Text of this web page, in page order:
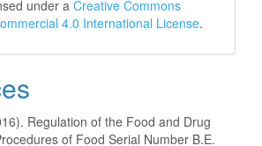
under a Creative Commons
4.0 International License.
Regulation of the Food and Drug
of Food Serial Number B.E.